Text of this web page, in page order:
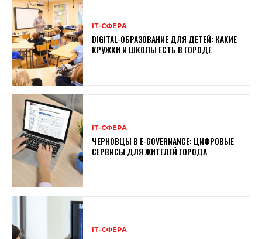
ІТ-СФЕРА
DIGITAL-ОБРАЗОВАНИЕ ДЛЯ ДЕТЕЙ: КАКИЕ
КРУЖКИ И ШКОЛЫ ЕСТЬ В ГОРОДЕ
ІТ-СФЕРА
ЧЕРНОВЦЫ В E-GOVERNANCE: ЦИФРОВЫЕ
СЕРВИСЫ ДЛЯ ЖИТЕЛЕЙ ГОРОДА
ІТ-СФЕРА